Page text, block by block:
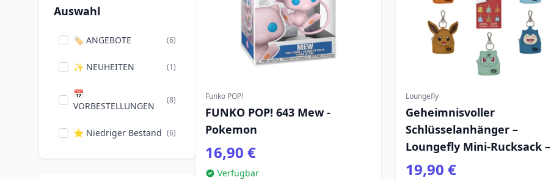
Auswahl
🏷️ ANGEBOTE (6)
✨ NEUHEITEN (1)
📅
VORBESTELLUNGEN
(8)
⭐ Niedriger Bestand (6)
Funko POP!
FUNKO POP! 643 Mew -
Pokemon
16,90 €
Verfügbar
Loungefly
Geheimnisvoller
Schlüsselanhänger –
Loungefly Mini-Rucksack –
Pokémon
19,90 €